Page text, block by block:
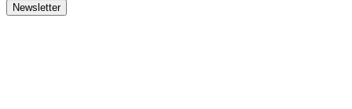
Newsletter